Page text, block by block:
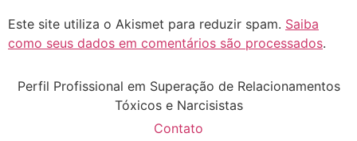
Este site utiliza o Akismet para reduzir spam. Saiba
como seus dados em comentários são processados.
Perfil Profissional em Superação de Relacionamentos
Tóxicos e Narcisistas
Contato